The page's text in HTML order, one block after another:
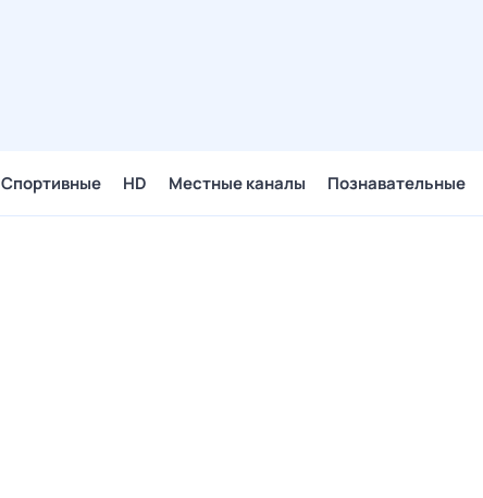
Спортивные HD Местные каналы Познавательные